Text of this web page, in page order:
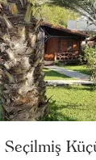
Seçilmiş